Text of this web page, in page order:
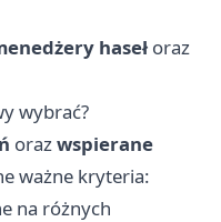
haseł oraz
wybrać?
orazwspierane
ważne kryteria:
na różnych